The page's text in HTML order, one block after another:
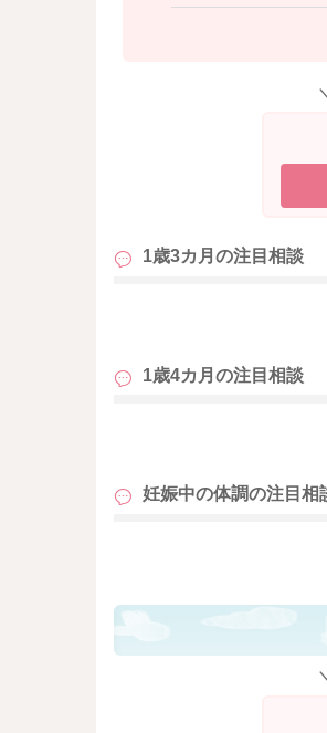
1歳3カ月の注目相談
1歳4カ月の注目相談
妊娠中の体調の注目相